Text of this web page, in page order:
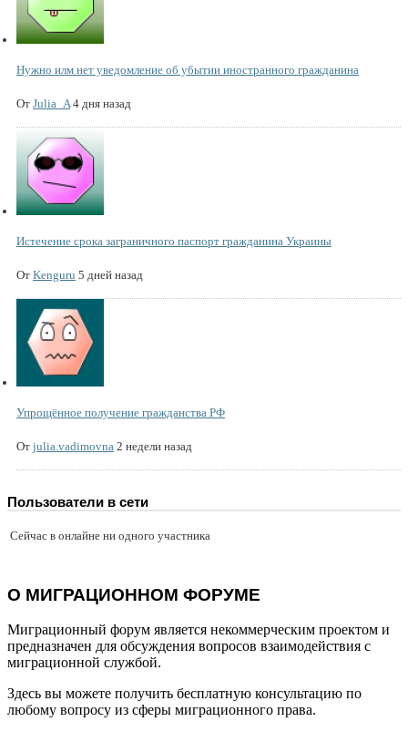
Нужно илм нет уведомление об убытии иностранного гражданина
От Julia_A 4 дня назад
Истечение срока заграничного паспорт гражданина Украины
От Kenguru 5 дней назад
Упрощённое получение гражданства РФ
От julia.vadimovna 2 недели назад
Пользователи в сети
Сейчас в онлайне ни одного участника
О МИГРАЦИОННОМ ФОРУМЕ
Миграционный форум является некоммерческим проектом и
предназначен для обсуждения вопросов взаимодействия с
миграционной службой.
Здесь вы можете получить бесплатную консультацию по
любому вопросу из сферы миграционного права.